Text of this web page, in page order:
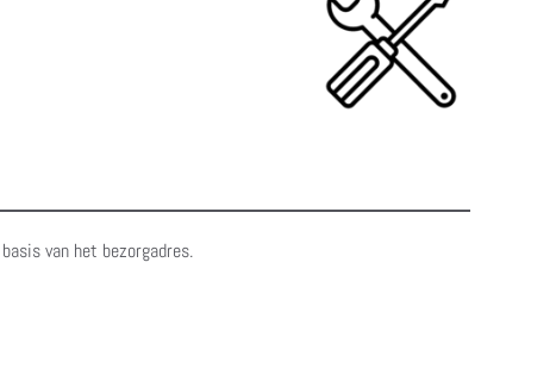
van het bezorgadres.